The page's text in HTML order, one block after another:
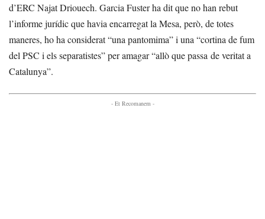
d’ERC Najat Driouech. Garcia Fuster ha dit que no han rebut
l’informe jurídic que havia encarregat la Mesa, però, de totes
maneres, ho ha considerat “una pantomima” i una “cortina de fum
del PSC i els separatistes” per amagar “allò que passa de veritat a
Catalunya”.
- Et Recomanem -